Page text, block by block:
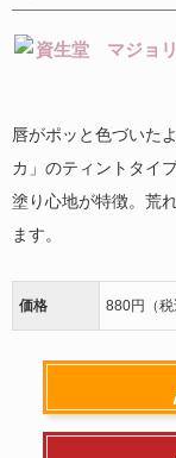
唇がポッと色づいた
カ」のティントタイ
塗り心地が特徴。荒
ます。
価格 880円（税